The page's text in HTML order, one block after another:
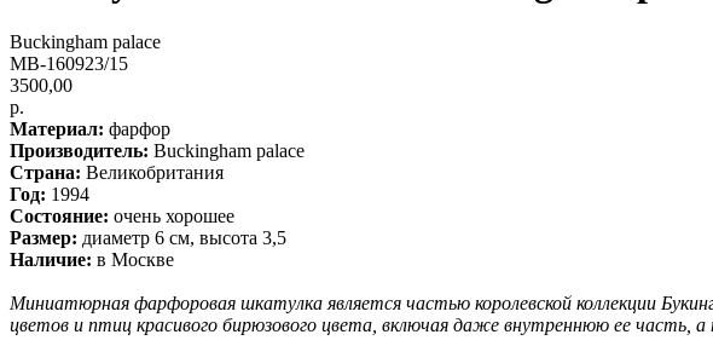
Buckingham palace
MB-160923/15
3500,00
р.
Материал: фарфор
Производитель: Buckingham palace
Страна: Великобритания
Год: 1994
Состояние: очень хорошее
Размер: диаметр 6 см, высота 3,5
Наличие: в Москве
Миниатюрная фарфоровая шкатулка является частью королевской коллекции
цветов и птиц красивого бирюзового цвета, включая даже внутреннюю ее часть,